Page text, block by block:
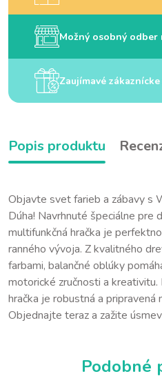
Možný osobný odber
Zaujímavé
Popis produktu
Objavte svet farieb a zábavy s
Dúha! Navrhnuté špeciálne pre
multifunkčná hračka je
ranného vývoja. Z kvalitného
farbami, balančné oblúky
motorické zručnosti a
hračka je robustná a pripravená
Objednajte teraz a zažite
Podobné